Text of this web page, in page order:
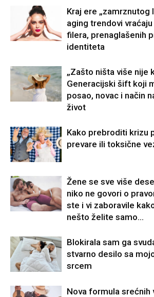
Kraj ere „zamrznutog
aging trendovi
filera, prenaglašenih
identiteta
„Zašto ništa više nije
Generacijski šift koji
posao, novac i način
život
Kako prebroditi krizu
prevare ili toksične
Žene se sve više
niko ne govori o
ste i vi zaboravile
nešto želite samo...
Blokirala sam ga
stvarno desilo sa
srcem
Nova formula srećnih